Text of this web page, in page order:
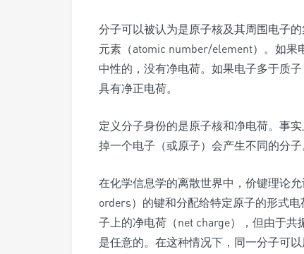
分子可以被认为是原子核及其周围电子
元素（atomic number/element）。如果
中性的，没有净电荷。如果电子多于质
具有净正电荷。
定义分子身份的是原子核和净电荷。事
掉一个电子（或原子）会产生不同的分子
在化学信息学的离散世界中，价键理论
orders）的键和分配给特定原子的形式
子上的净电荷（net charge），但由于
是任意的。在这种情况下，同一分子可